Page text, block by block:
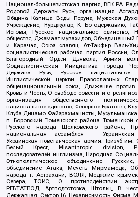
Национал-большевистская партия, ВЕК РА,
Родовой Державы Русь, организация
Община Капища Веды Перуна, Мужская
Учреждение, Нурджулар, К Богодержавию,
Иеговы, Русское национальное единство,
общество, Джамаат мувахидов, Объединенный
и Карачая, Союз славян, Ат-Такфир Валь-
социалистическая рабочая партия России,
Благородный Орден Дьявола, Армия
Социалистическая Инициатива города
Держава Русь, Русское национальное
Инглистической церкви Православных
общенациональный союз, Движение против
Кровь и Честь, О свободе совести и о
организация общественного
национальное единство, Северное Братство,
Клуба Динамо, Файзрахманисты,
п. Боровский Тюменского района Тюменской
Русского народа Щелковского района,
национальная ассамблея – Украинская
Украинская повстанческая армия, Тризуб им.
Белый Крест, Misanthropic division,
последователей инглиизма, Народная
Этнополитическое объединение
объединение Атака, Мечеть Мирмамеда,
народа г. Астрахани, ВОЛЯ, Меджлис
Севера, ТОЙС, О противодействии
РЕВТАТПОД, Артподготовка, Штольц, В
Державная, Сектор 16, Независимость, Фирма,